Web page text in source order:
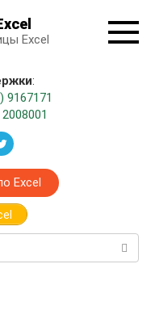
Excel
:
9167171
Excel